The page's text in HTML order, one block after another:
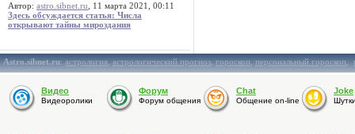
Автор: astro.sibnet.ru , 11 марта 2021, 00:11
Здесь обсуждается статья: Числа
открывают тайны мироздания
Astro.sibnet.ru:астрология,астрологический прогноз,гороскоп,персональный гороскоп,
Видео
Видеоролики
Форум
Форум общения
Chat
Общение on-line
Joke